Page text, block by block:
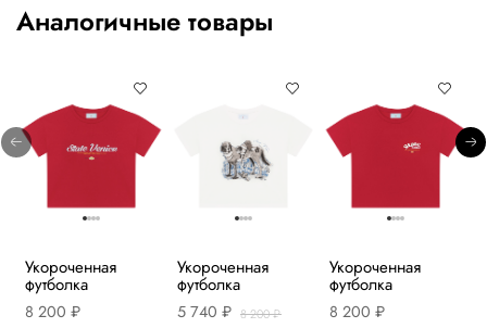
Аналогичные товары
Укороченная
футболка
8 200 ₽
Укороченная
футболка
5 740 ₽ 8 200 ₽
Укороченная
футболка
8 200 ₽